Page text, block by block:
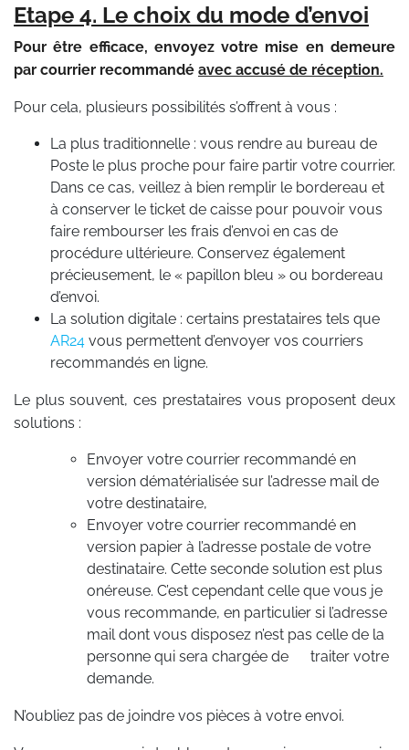
Etape 4. Le choix du mode d’envoi
Pour être efficace, envoyez votre mise en demeure
par courrier recommandé avec accusé de réception.
Pour cela, plusieurs possibilités s’offrent à vous :
La plus traditionnelle : vous rendre au bureau de
Poste le plus proche pour faire partir votre courrier.
Dans ce cas, veillez à bien remplir le bordereau et
à conserver le ticket de caisse pour pouvoir vous
faire rembourser les frais d’envoi en cas de
procédure ultérieure. Conservez également
précieusement, le « papillon bleu » ou bordereau
d’envoi.
La solution digitale : certains prestataires tels que
AR24 vous permettent d’envoyer vos courriers
recommandés en ligne.
Le plus souvent, ces prestataires vous proposent deux
solutions :
Envoyer votre courrier recommandé en
version dématérialisée sur l’adresse mail de
votre destinataire,
Envoyer votre courrier recommandé en
version papier à l’adresse postale de votre
destinataire. Cette seconde solution est plus
onéreuse. C’est cependant celle que vous je
vous recommande, en particulier si l’adresse
mail dont vous disposez n’est pas celle de la
personne qui sera chargée de traiter votre
demande.
N’oubliez pas de joindre vos pièces à votre envoi.